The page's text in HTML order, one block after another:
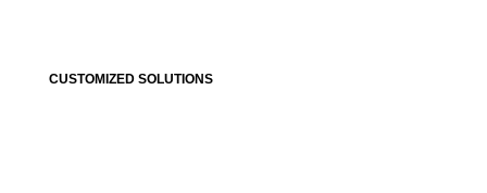
CUSTOMIZED SOLUTIONS